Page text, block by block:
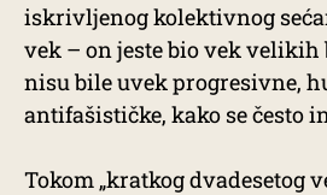
iskrivljenog kolektivnog
vek – on jeste bio vek velikih
nisu bile uvek progresivne,
antifašističke, kako se često
Tokom „kratkog dvadesetog